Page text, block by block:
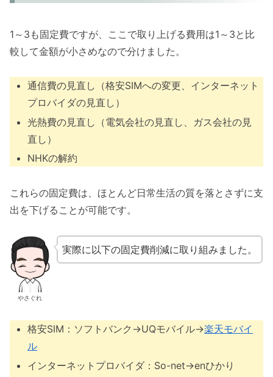
1～3も固定費ですが、ここで取り上げる費用は1～3と比
較して金額が小さめなので分けました。
通信費の見直し（格安SIMへの変更、インターネット
プロバイダの見直し）
光熱費の見直し（電気会社の見直し、ガス会社の見
直し）
NHKの解約
これらの固定費は、ほとんど日常生活の質を落とさずに支
出を下げることが可能です。
やさぐれ
実際に以下の固定費削減に取り組みました。
格安SIM：ソフトバンク→UQモバイル→楽天モバイ
ル
インターネットプロバイダ：So-net→enひかり